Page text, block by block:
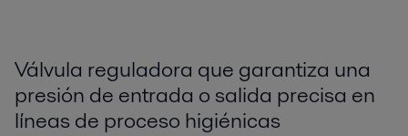
Válvula reguladora que garantiza una
presión de entrada o salida precisa en
líneas de proceso higiénicas